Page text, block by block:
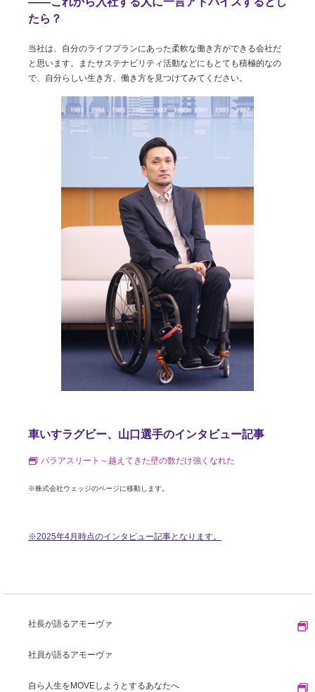
社長が語るアモーヴァ
社員が語るアモーヴァ
自ら人生をMOVEしようとするあなたへ
たら？
当社は、自分のライフプランにあった柔軟な働き方ができる会社だ
と思います。またサステナビリティ活動などにもとても積極的なの
で、自分らしい生き方、働き方を見つけてみてください。
車いすラグビー、山口選手のインタビュー記事
パラアスリート～越えてきた壁の数だけ強くなれた
※株式会社ウェッジのページに移動します。
※2025年4月時点のインタビュー記事となります。